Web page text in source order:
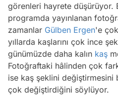
görenleri hayrete düşürüyor.
programda yayınlanan
zamanlar Gülben Ergen'e
yıllarda kaşlarını çok ince
günümüzde daha kalın kaş
Fotoğraftaki hâlinden çok
ise kaş şeklini değiştirmesini
çok değiştirdiğini söylüyor.